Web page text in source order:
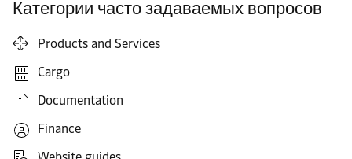
Категории часто задаваемых вопросов
Products and Services
Cargo
Documentation
Finance